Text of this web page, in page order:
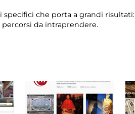
che porta a grandi risultati:
da intraprendere.